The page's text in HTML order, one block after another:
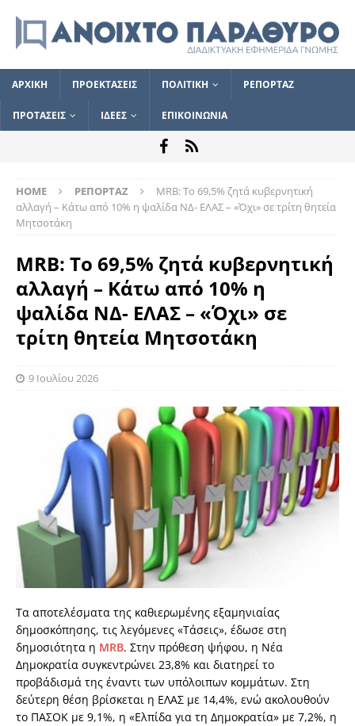
ΑΡΧΙΚΗ ΠΡΟΕΚΤΑΣΕΙΣ ΠΟΛΙΤΙΚΗ ΡΕΠΟΡΤΑΖ
ΠΡΟΤΑΣΕΙΣ ΙΔΕΕΣ ΕΠΙΚΟΙΝΩΝΙΑ
HOME ΡΕΠΟΡΤΑΖ
MRB: Το 69,5% ζητά κυβερνητική
αλλαγή – Κάτω από 10% η ψαλίδα ΝΔ- ΕΛΑΣ – «Όχι» σε τρίτη θητεία
Μητσοτάκη
MRB: Το 69,5% ζητά κυβερνητική
αλλαγή – Κάτω από 10% η
ψαλίδα ΝΔ- ΕΛΑΣ – «Όχι» σε
τρίτη θητεία Μητσοτάκη
9 Ιουλίου 2026
Τα αποτελέσματα της καθιερωμένης εξαμηνιαίας
δημοσκόπησης, τις λεγόμενες «Τάσεις», έδωσε στη
δημοσιότητα η MRB. Στην πρόθεση ψήφου, η Νέα
Δημοκρατία συγκεντρώνει 23,8% και διατηρεί το
προβάδισμά της έναντι των υπόλοιπων κομμάτων. Στη
δεύτερη θέση βρίσκεται η ΕΛΑΣ με 14,4%, ενώ ακολουθούν
το ΠΑΣΟΚ με 9,1%, η «Ελπίδα για τη Δημοκρατία» με 7,2%, η